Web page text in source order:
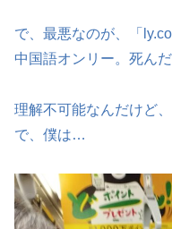
で、最悪なのが、「
中国語オンリー。死んだ
理解不可能なんだけど
で、僕は…